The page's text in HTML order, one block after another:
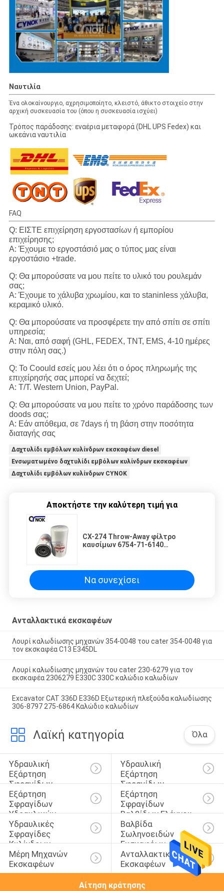
Ναυτιλία
Ένα ολοκαίνουργιο, αχρησιμοποίητο, κλειστό, άθικτο στοιχείο στην
αρχική συσκευασία του (όπου η συσκευασία ισχύει)
Τρόπος παράδοσης: εναέρια μεταφορά (DHL UPS Fedex) και
ωκεάνια ναυτιλία
FAQ
Q: ΕΙΣΤΕ επιχείρηση εργοστασίων ή εμπορίου
επιχείρησης;
Α: Έχουμε το εργοστάσιό μας ο τύπος μας είναι
εργοστάσιο +trade.
Q: Θα μπορούσατε να μου πείτε το υλικό του ρουλεμάν
σας;
Α: Έχουμε το χάλυβα χρωμίου, και το staninless χάλυβα,
κεραμικό υλικό.
Q: Θα μπορούσατε να προσφέρετε την από σπίτι σε σπίτι
υπηρεσία;
Α: Ναι, από σαφή (GHL, FEDEX, TNT, EMS, 4-10 ημέρες
στην πόλη σας.)
Q: Το Coould εσείς μου λέει ότι ο όρος πληρωμής της
επιχείρησής σας μπορεί να δεχτεί;
Α: T/T. Western Union, PayPal.
Q: Θα μπορούσατε να μου πείτε το χρόνο παράδοσης των
doods σας;
Α: Εάν απόθεμα, σε 7days ή τη βάση στην ποσότητα
διαταγής σας
Δαχτυλίδι εμβόλων κυλίνδρων εκσκαφέων diesel
Ενσωματωμένο δαχτυλίδι εμβόλων κυλίνδρων εκσκαφέων
Δαχτυλίδι εμβόλων κυλίνδρων CYNOK
Αποκτήστε την καλύτερη τιμή για
CX-274 Throw-Away φίλτρο
καυσίμων 6754-71-6140
8 pc350-8 D65EX-16
Να συνεχίσει
Ανταλλακτικά εκσκαφέων
Λουρί καλωδίωσης μηχανών 354-0048 του cater 354-0048 για
τον εκσκαφέα C13 E345DL
Λουρί καλωδίωσης μηχανών του cater 230-6279 για τον
εκσκαφέα 2306279 E330C 330C καλώδιο καλωδίων
Excavator CAT 336D E336D Εξωτερική πλεξούδα καλωδίωσης
306-8797 275-6864 Καλώδιο καλωδίων
Λαϊκή κατηγορία Όλα
Υδραυλική
Εξάρτηση
Σφραγίδων
Κυλίνδρων
Υδραυλική
Εξάρτηση
Σφραγίδων
Διακοπτών
Εξάρτηση
Σφραγίδων
Υδραυλικών
Αντλιών
Εξάρτηση
Σφραγίδων
Βαλβίδων Ελέγχου
Υδραυλικές
Σφραγίδες
Κυλίνδρων
Βαλβίδα
Σωληνοειδών
Εκσκαφέων
Μέρη Μηχανών
Εκσκαφέων
Ανταλλακτικά
Εκσκαφέων
Αίτηση κράτησης